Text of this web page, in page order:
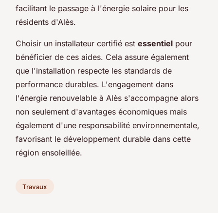
facilitant le passage à l'énergie solaire pour les
résidents d'Alès.
Choisir un installateur certifié est essentiel pour
bénéficier de ces aides. Cela assure également
que l'installation respecte les standards de
performance durables. L'engagement dans
l'énergie renouvelable à Alès s'accompagne alors
non seulement d'avantages économiques mais
également d'une responsabilité environnementale,
favorisant le développement durable dans cette
région ensoleillée.
Travaux